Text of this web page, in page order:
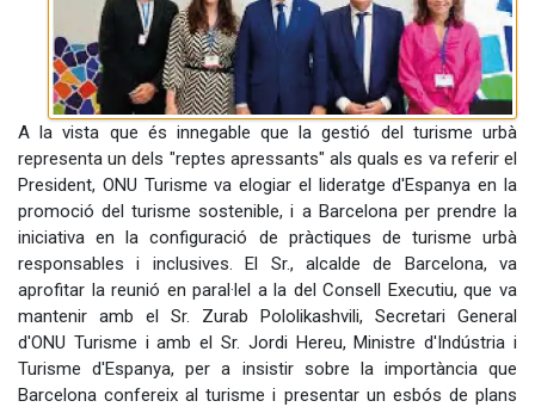
A la vista que és innegable que la gestió del turisme urbà
representa un dels "reptes apressants" als quals es va referir el
President, ONU Turisme va elogiar el lideratge d'Espanya en la
promoció del turisme sostenible, i a Barcelona per prendre la
iniciativa en la configuració de pràctiques de turisme urbà
responsables i inclusives. El Sr., alcalde de Barcelona, va
aprofitar la reunió en paral·lel a la del Consell Executiu, que va
mantenir amb el Sr. Zurab Pololikashvili, Secretari General
d'ONU Turisme i amb el Sr. Jordi Hereu, Ministre d'Indústria i
Turisme d'Espanya, per a insistir sobre la importància que
Barcelona confereix al turisme i presentar un esbós de plans